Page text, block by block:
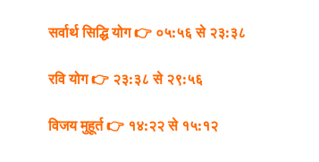
सर्वार्थ सिद्धि योग 👉 ०५:५६ से २३:३८
रवि योग 👉 २३:३८ से २९:५६
विजय मुहूर्त 👉 १४:२२ से १५:१२